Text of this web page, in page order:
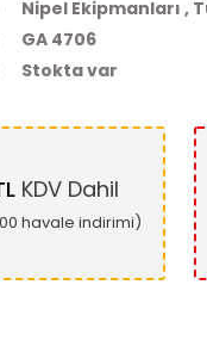
Nipel Ekipmanları ,
GA 4706
Stokta var
KDV Dahil
havale indirimi)